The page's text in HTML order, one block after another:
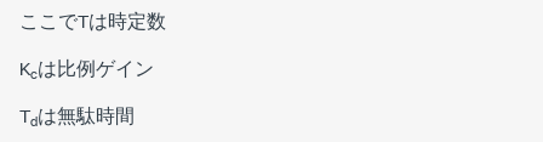
ここでTは時定数
Kcは比例ゲイン
Tdは無駄時間